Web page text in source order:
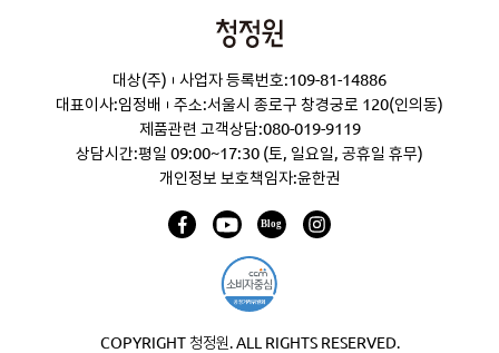
청
원
대상(주)
사업자 등록번호:109-81-14886
대표이사:임정배
주소:서울시 종로구 창경궁로 120(인의동)
제품관련 고객상담:080-019-9119
상담시간:평일 09:00~17:30 (토, 일요일, 공휴일 휴무)
개인정보 보호책임자:윤한권
COPYRIGHT 청정원. ALL RIGHTS RESERVED.